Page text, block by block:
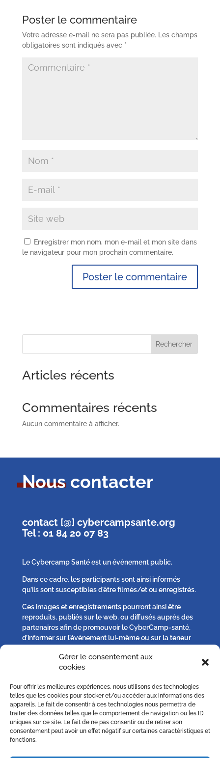
Gérer le consentement aux
cookies
Pour offrir les meilleures expériences, nous utilisons des technologies
telles que les cookies pour stocker et/ou accéder aux informations des
appareils. Le fait de consentir à ces technologies nous permettra de
traiter des données telles que le comportement de navigation ou les ID
uniques sur ce site. Le fait de ne pas consentir ou de retirer son
consentement peut avoir un effet négatif sur certaines caractéristiques et
fonctions.
Poster le commentaire
Votre adresse e-mail ne sera pas publiée. Les champs
obligatoires sont indiqués avec *
Enregistrer mon nom, mon e-mail et mon site dans
le navigateur pour mon prochain commentaire.
Rechercher
Articles récents
Commentaires récents
Aucun commentaire à afficher.
Nous contacter
contact [@] cybercampsante.org
Tel : 01 84 20 07 83
Le Cybercamp Santé est un évènement public.
Dans ce cadre, les participants sont ainsi informés
qu’ils sont susceptibles d’être filmés/et ou enregistrés.
Ces images et enregistrements pourront ainsi être
reproduits, publiés sur le web, ou diffusés auprès des
partenaires afin de promouvoir le CyberCamp-santé,
d’informer sur l’évènement lui-même ou sur la teneur
Chaque participant peut, s’il l’estime nécessaire :
– solliciter plus d’informations,
– s’opposer à la publication d’un image qu’il jugerait
excéder le droit à l’information ou porterait atteinte au
respect de sa vie privée sur simple demande écrite à
contact [@] cybercampsante.org